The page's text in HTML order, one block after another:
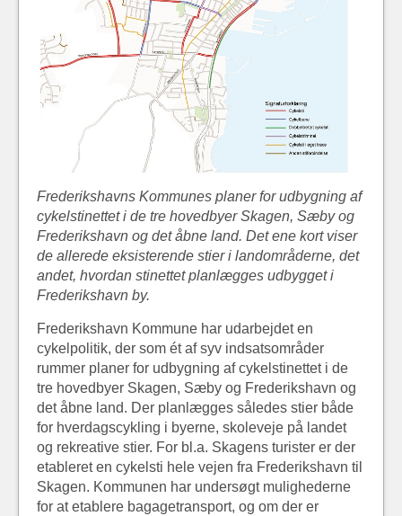
Frederikshavns Kommunes planer for udbygning af
cykelstinettet i de tre hovedbyer Skagen, Sæby og
Frederikshavn og det åbne land. Det ene kort viser
de allerede eksisterende stier i landområderne, det
andet, hvordan stinettet planlægges udbygget i
Frederikshavn by.
Frederikshavn Kommune har udarbejdet en
cykelpolitik, der som ét af syv indsatsområder
rummer planer for udbygning af cykelstinettet i de
tre hovedbyer Skagen, Sæby og Frederikshavn og
det åbne land. Der planlægges således stier både
for hverdagscykling i byerne, skoleveje på landet
og rekreative stier. For bl.a. Skagens turister er der
etableret en cykelsti hele vejen fra Frederikshavn til
Skagen. Kommunen har undersøgt mulighederne
for at etablere bagagetransport, og om der er